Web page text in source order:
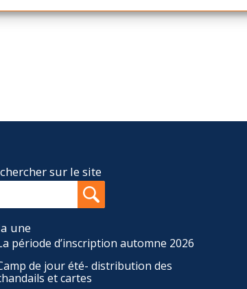
sur le site
une
période d’inscription automne 2026
de jour été- distribution des
et cartes